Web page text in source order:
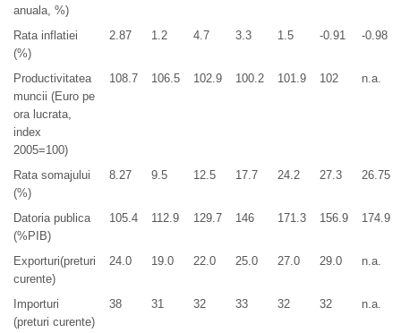
anuala, %)
Rata inflatiei
(%)
2.87 1.2 4.7 3.3 1.5 -0.91 -0.98
Productivitatea
muncii (Euro pe
ora lucrata,
index
2005=100)
108.7 106.5 102.9 100.2 101.9 102 n.a.
Rata somajului
(%)
8.27 9.5 12.5 17.7 24.2 27.3 26.75
Datoria publica
(%PIB)
105.4 112.9 129.7 146 171.3 156.9 174.9
Exporturi(preturi
curente)
24.0 19.0 22.0 25.0 27.0 29.0 n.a.
Importuri
(preturi curente)
38 31 32 33 32 32 n.a.